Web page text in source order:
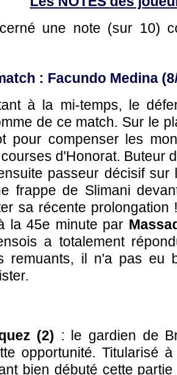
une note (sur 10)
: Facundo Medina
à la mi-temps, le
de ce match. Sur le
pour compenser les
d'Honorat. Buteur
passeur décisif sur
frappe de Slimani
sa récente
la 45e minute par
a totalement
remuants, il n'a pas eu
(2) : le gardien de
opportunité. Titularisé
bien débuté cette